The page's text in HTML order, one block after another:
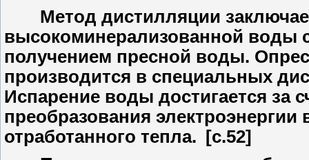
Метод дистилляции
высокоминерализованной воды
получением пресной воды.
производится в специальных
Испарение воды достигается за
преобразования
отработанного тепла. [c.52]